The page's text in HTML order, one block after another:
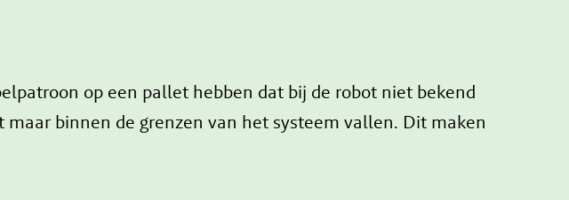
op een pallet hebben dat bij de robot niet bekend
binnen de grenzen van het systeem vallen. Dit maken